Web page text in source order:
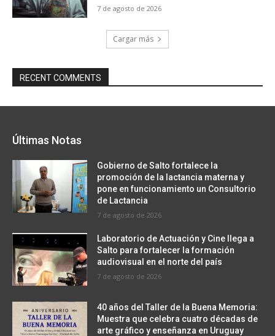
7 de agosto de 2026
Cargar más
RECENT COMMENTS
Últimas Notas
Gobierno de Salto fortalece la
promoción de la lactancia materna y
pone en funcionamiento un Consultorio
de Lactancia
7 de agosto de 2026
Laboratorio de Actuación y Cine llega a
Salto para fortalecer la formación
audiovisual en el norte del país
7 de agosto de 2026
40 años del Taller de la Buena Memoria:
Muestra que celebra cuatro décadas de
arte gráfico y enseñanza en Uruguay